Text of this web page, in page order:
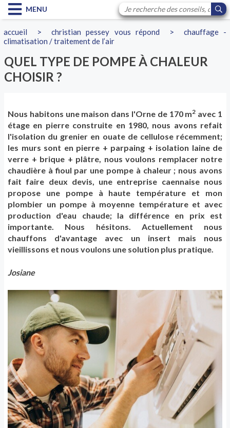
MENU
accueil > christian pessey vous répond > chauffage -
climatisation / traitement de l’air
QUEL TYPE DE POMPE À CHALEUR
CHOISIR ?
Nous habitons une maison dans l'Orne de 170 m2 avec 1
étage en pierre construite en 1980, nous avons refait
l'isolation du grenier en ouate de cellulose récemment;
les murs sont en pierre + parpaing + isolation laine de
verre + brique + plâtre, nous voulons remplacer notre
chaudière à fioul par une pompe à chaleur ; nous avons
fait faire deux devis, une entreprise caennaise nous
propose une pompe à haute température et mon
plombier un pompe à moyenne température et avec
production d'eau chaude; la différence en prix est
importante. Nous hésitons. Actuellement nous
chauffons d'avantage avec un insert mais nous
vieillissons et nous voulons une solution plus pratique.
Josiane